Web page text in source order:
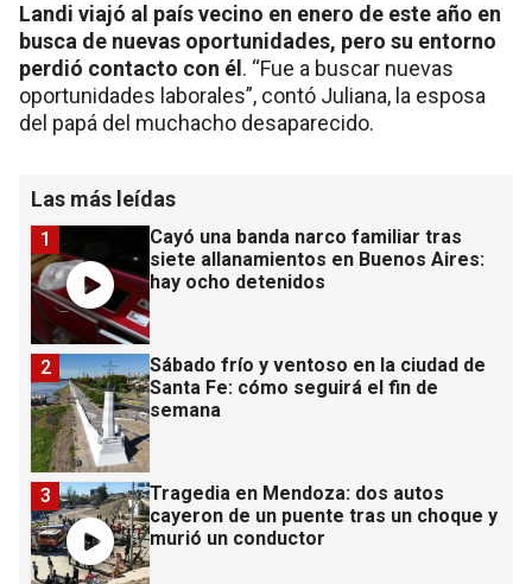
Landi viajó al país vecino en enero de este año en
busca de nuevas oportunidades, pero su entorno
perdió contacto con él . “Fue a buscar nuevas
oportunidades laborales”, contó Juliana, la esposa
del papá del muchacho desaparecido.
Las más leídas
Cayó una banda narco familiar tras
siete allanamientos en Buenos Aires:
hay ocho detenidos
1
Sábado frío y ventoso en la ciudad de
Santa Fe: cómo seguirá el fin de
semana
2
Tragedia en Mendoza: dos autos
cayeron de un puente tras un choque y
murió un conductor
3